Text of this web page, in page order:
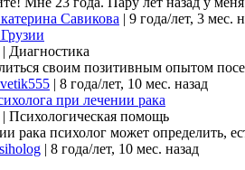
Савикова | 9 года/лет, 3 мес.
| Диагностика
своим позитивным опытом
| 8 года/лет, 10 мес. назад
при лечении рака
| Психологическая помощь
рака психолог может определить,
| 8 года/лет, 10 мес. назад